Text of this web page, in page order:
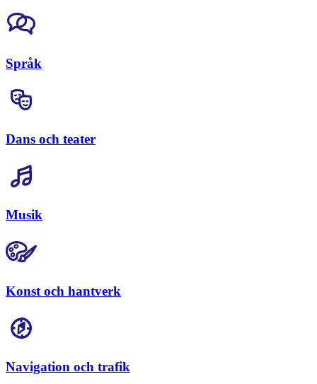
Språk
Dans och teater
Musik
Konst och hantverk
Navigation och trafik